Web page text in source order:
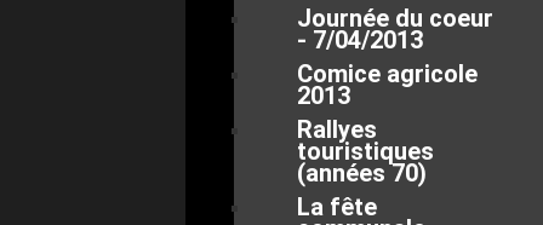
Journée du coeur
- 7/04/2013
Comice agricole
2013
Rallyes
touristiques
(années 70)
La fête